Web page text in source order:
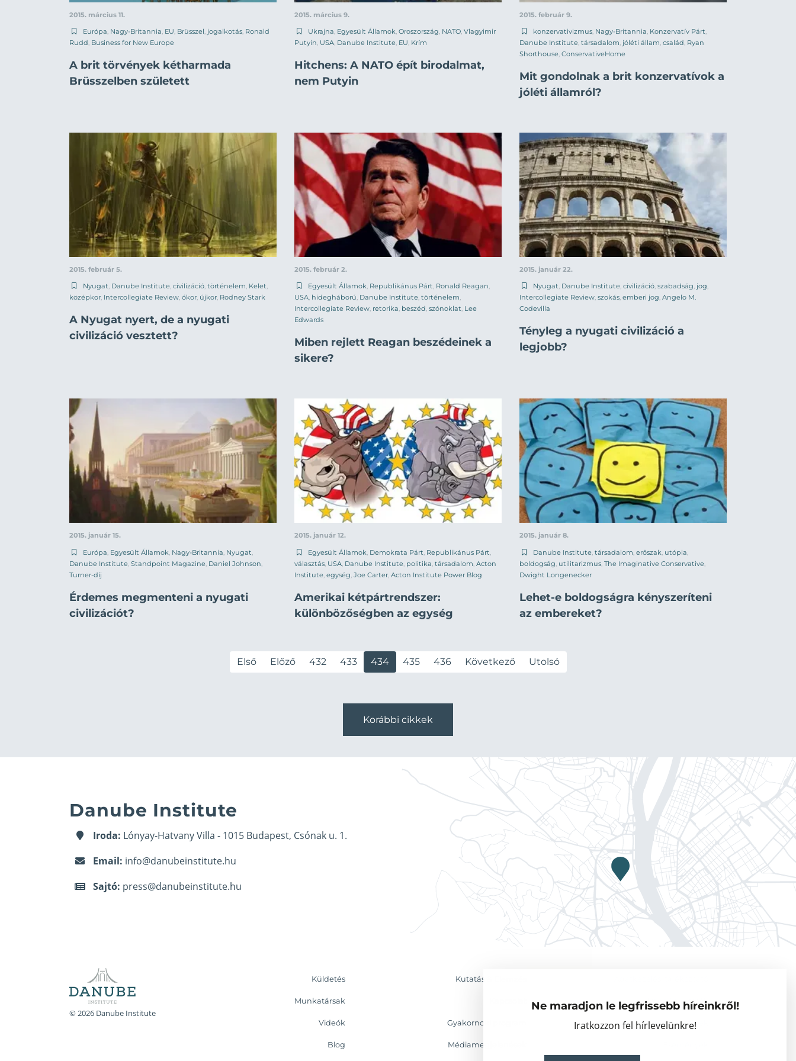
Ne maradjon le legfrissebb híreinkről!
Iratkozzon fel hírlevelünkre!
2015. március 11.
Európa Nagy-Britannia EU Brüsszel jogalkotás Ronald
Rudd Business for New Europe
A brit törvények kétharmada
Brüsszelben született
2015. március 9.
Ukrajna Egyesült Államok Oroszország NATO Vlagyimir
Putyin USA Danube Institute EU Krím
Hitchens: A NATO épít birodalmat,
nem Putyin
2015. február 9.
konzervativizmus Nagy-Britannia Konzervatív Párt
Danube Institute társadalom jóléti állam család Ryan
Shorthouse ConservativeHome
Mit gondolnak a brit konzervatívok a
jóléti államról?
2015. február 5.
Nyugat, Danube Institute, civilizáció, történelem, Kelet,
középkor, Intercollegiate Review, ókor, újkor, Rodney Stark
A Nyugat nyert, de a nyugati
civilizáció vesztett?
2015. február 2.
Egyesült Államok, Republikánus Párt, Ronald Reagan,
USA, hidegháború, Danube Institute, történelem,
Intercollegiate Review, retorika, beszéd, szónoklat, Lee
Edwards
Miben rejlett Reagan beszédeinek a
sikere?
2015. január 22.
Nyugat, Danube Institute, civilizáció, szabadság, jog,
Intercollegiate Review, szokás, emberi jog, Angelo M.
Codevilla
Tényleg a nyugati civilizáció a
legjobb?
2015. január 15.
Európa Egyesült Államok Nagy-Britannia Nyugat
Danube Institute Standpoint Magazine Daniel Johnson
Turner-díj
Érdemes megmenteni a nyugati
civilizációt?
2015. január 12.
Egyesült Államok Demokrata Párt Republikánus Párt
választás USA Danube Institute politika társadalom Acton
Institute egység Joe Carter Acton Institute Power Blog
Amerikai kétpártrendszer:
különbözőségben az egység
2015. január 8.
Danube Institute társadalom erőszak utópia
boldogság utilitarizmus The Imaginative Conservative
Dwight Longenecker
Lehet-e boldogságra kényszeríteni
az embereket?
Első Előző 432 433 434 435 436 Következő Utolsó
Korábbi cikkek
Danube Institute
Iroda: Lónyay-Hatvany Villa - 1015 Budapest, Csónak u. 1.
Email: info@danubeinstitute.hu
Sajtó: press@danubeinstitute.hu
© 2026 Danube Institute
Küldetés Kutatás & Elemzés
Munkatársak Vendégkutatók
Videók Gyakornoki program Partnerszervezetek
Blog Médiamegjelenések